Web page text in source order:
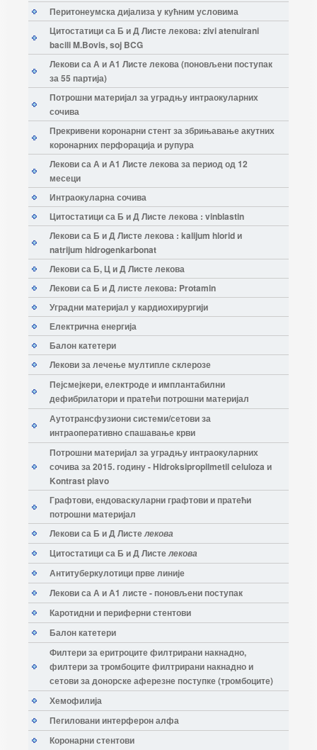
Перитонеумска дијализа у кућним условима
Цитостатици са Б и Д Листе лекова: zivi atenuirani
bacili M.Bovis, soj BCG
Лекови са А и А1 Листе лекова (поновљени поступак
за 55 партија)
Потрошни материјал за уградњу интраокуларних
сочива
Прекривени коронарни стент за збрињавање акутних
коронарних перфорација и рупура
Лекови са А и А1 Листе лекова за период од 12
месеци
Интраокуларна сочива
Цитостатици са Б и Д Листе лекова : vinblastin
Лекови са Б и Д Листе лекова : kalijum hlorid и
natrijum hidrogenkarbonat
Лекови са Б, Ц и Д Листе лекова
Лекови са Б и Д листе лекова: Protamin
Уградни материјал у кардиохирургији
Електрична енергија
Балон катетери
Лекови за лечење мултипле склерозе
Пејсмејкери, електроде и имплантабилни
дефибрилатори и пратећи потрошни материјал
Аутотрансфузиони системи/сетови за
интраоперативно спашавање крви
Потрошни материјал за уградњу интраокуларних
сочива за 2015. годину - Hidroksipropilmetil celuloza и
Kontrast plavo
Графтови, ендоваскуларни графтови и пратећи
потрошни материјал
Лекови са Б и Д Листелекова
Цитостатици са Б и Д Листелекова
Антитуберкулотици прве линије
Лекови са А и А1 листе - поновљени поступак
Каротидни и периферни стентови
Балон катетери
Филтери за еритроците филтрирани накнадно,
филтери за тромбоците филтрирани накнадно и
сетови за донорске аферезне поступке (тромбоците)
Хемофилија
Пегиловани интерферон алфа
Коронарни стентови